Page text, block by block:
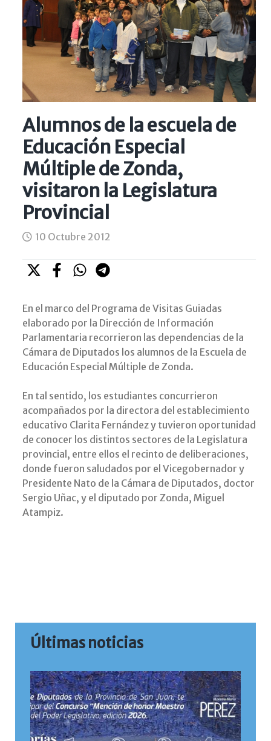
Alumnos de la escuela de
Educación Especial
Múltiple de Zonda,
visitaron la Legislatura
Provincial
10 Octubre 2012
En el marco del Programa de Visitas Guiadas
elaborado por la Dirección de Información
Parlamentaria recorrieron las dependencias de la
Cámara de Diputados los alumnos de la Escuela de
Educación Especial Múltiple de Zonda.
En tal sentido, los estudiantes concurrieron
acompañados por la directora del establecimiento
educativo Clarita Fernández y tuvieron oportunidad
de conocer los distintos sectores de la Legislatura
provincial, entre ellos el recinto de deliberaciones,
donde fueron saludados por el Vicegobernador y
Presidente Nato de la Cámara de Diputados, doctor
Sergio Uñac, y el diputado por Zonda, Miguel
Atampiz.
Últimas noticias